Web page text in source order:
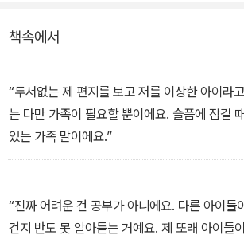
책속에서
“두서없는 제 편지를 보고 저를 이상한 아이라
는 다만 가족이 필요할 뿐이에요. 슬픔에 잠길
있는 가족 말이에요.”
“진짜 어려운 건 공부가 아니에요. 다른 아이들
건지 반도 못 알아듣는 거예요. 제 또래 아이들